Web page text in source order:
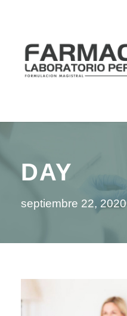
DAY
septiembre 22, 2020